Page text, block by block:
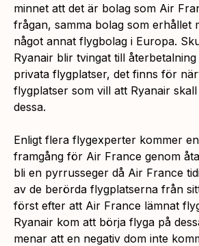
minnet att det är bolag som Air
frågan, samma bolag som erhållet
något annat flygbolag i Europa.
Ryanair blir tvingat till
privata flygplatser, det finns för
flygplatser som vill att Ryanair
dessa.
Enligt flera flygexperter kommer
framgång för Air France genom
bli en pyrrusseger då Air France
av de berörda flygplatserna från
först efter att Air France lämnat
Ryanair kom att börja flyga på
menar att en negativ dom inte